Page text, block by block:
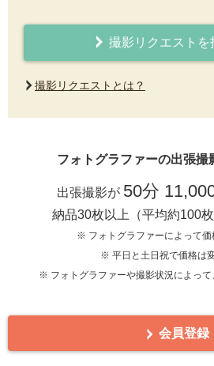
撮影リクエストを
撮影リクエストとは？
フォトグラファーの出張撮
出張撮影が 50分
納品30枚以上（平均約100
※ フォトグラファーによって価
※ 平日と土日祝で価格は
※ フォトグラファーや撮影状況によっ
会員登録